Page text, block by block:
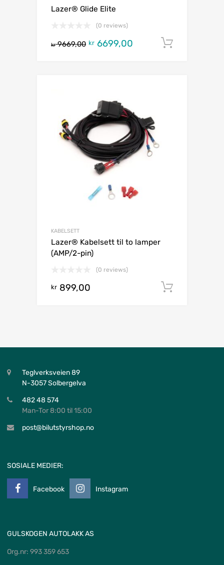
Lazer® Glide Elite
(0 reviews)
kr9669,00 kr 6699,00
KABELSETT
Lazer® Kabelsett til to lamper
(AMP/2-pin)
(0 reviews)
kr 899,00
Teglverksveien 89
N-3057 Solbergelva
482 48 574
Man-Tor 8:00 til 15:00
post@bilutstyrshop.no
SOSIALE MEDIER:
Facebook Instagram
GULSKOGEN AUTOLAKK AS
Org.nr: 993 359 653